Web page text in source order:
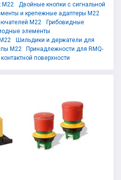
M22
Двойные кнопки с сигнальной
и крепежные адаптеры M22
M22
Грибовидные
элементы
Шильдики и держатели для
M22
Принадлежности для RMQ-
поверхности